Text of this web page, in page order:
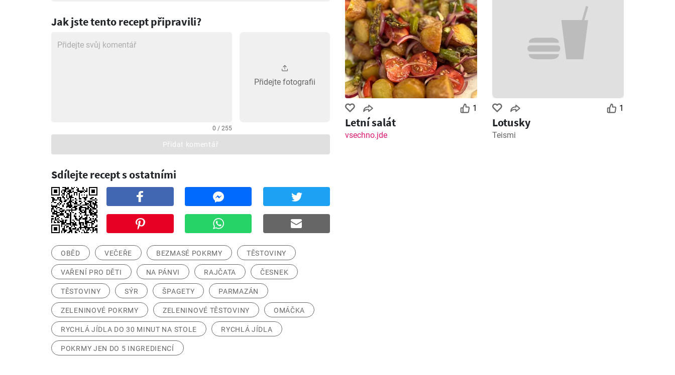
Jak jste tento recept připravili?
0 / 255
Přidejte fotografii
Přidat komentář
Sdílejte recept s ostatními
OBĚD VEČEŘE BEZMASÉ POKRMY TĚSTOVINY
VAŘENÍ PRO DĚTI NA PÁNVI RAJČATA ČESNEK
TĚSTOVINY SÝR ŠPAGETY PARMAZÁN
ZELENINOVÉ POKRMY ZELENINOVÉ TĚSTOVINY OMÁČKA
RYCHLÁ JÍDLA DO 30 MINUT NA STOLE RYCHLÁ JÍDLA
POKRMY JEN DO 5 INGREDIENCÍ
1
Letní salát
vsechno.jde
1
Lotusky
Teismi